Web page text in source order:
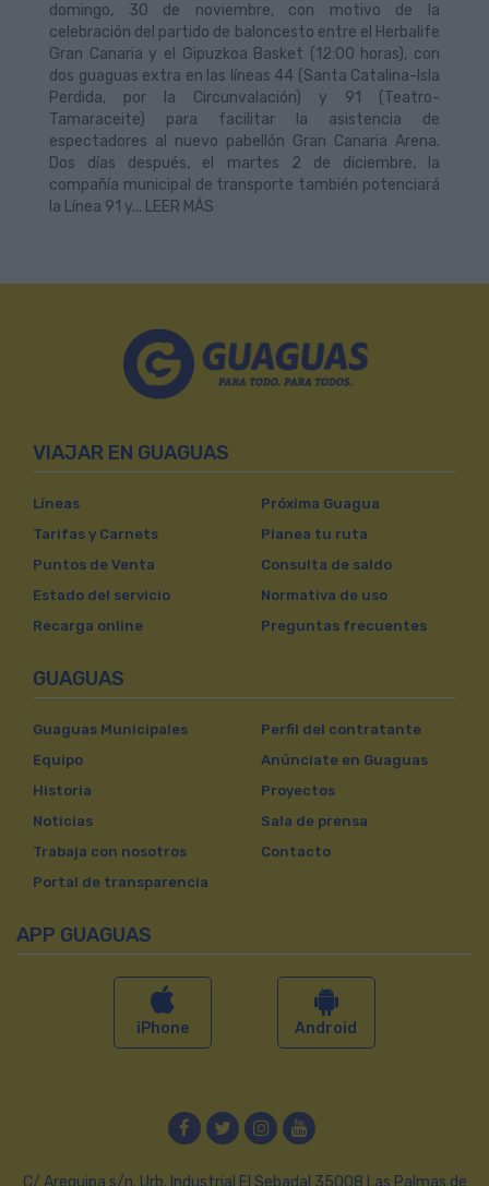
domingo, 30 de noviembre, con motivo de la
celebración del partido de baloncesto entre el Herbalife
Gran Canaria y el Gipuzkoa Basket (12:00 horas), con
dos guaguas extra en las líneas 44 (Santa Catalina-Isla
Perdida, por la Circunvalación) y 91 (Teatro-
Tamaraceite) para facilitar la asistencia de
espectadores al nuevo pabellón Gran Canaria Arena.
Dos días después, el martes 2 de diciembre, la
compañía municipal de transporte también potenciará
la Línea 91 y... LEER MÁS
VIAJAR EN GUAGUAS
Líneas
Tarifas y Carnets
Puntos de Venta
Estado del servicio
Recarga online
Próxima Guagua
Planea tu ruta
Consulta de saldo
Normativa de uso
Preguntas frecuentes
GUAGUAS
Guaguas Municipales
Equipo
Historia
Noticias
Trabaja con nosotros
Portal de transparencia
Perfil del contratante
Anúnciate en Guaguas
Proyectos
Sala de prensa
Contacto
APP GUAGUAS
iPhone Android
FacebookTwitterInstagram
YouTube
C/ Arequipa s/n. Urb. Industrial El Sebadal 35008 Las Palmas de